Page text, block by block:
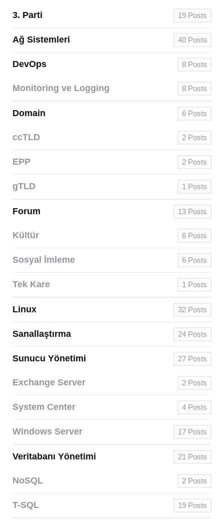
3. Parti 19 Posts
Ağ Sistemleri 40 Posts
DevOps 8 Posts
Monitoring ve Logging 8 Posts
Domain 6 Posts
ccTLD 2 Posts
EPP 2 Posts
gTLD 1 Posts
Forum 13 Posts
Kültür 6 Posts
Sosyal İmleme 6 Posts
Tek Kare 1 Posts
Linux 32 Posts
Sanallaştırma 24 Posts
Sunucu Yönetimi 27 Posts
Exchange Server 2 Posts
System Center 4 Posts
Windows Server 17 Posts
Veritabanı Yönetimi 21 Posts
NoSQL 2 Posts
T-SQL 19 Posts